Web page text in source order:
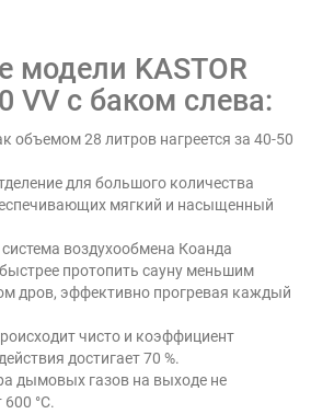
модели KASTOR
VV с баком слева:
объемом 28 литров нагреется за 40-50
для большого количества
мягкий и насыщенный
воздухообмена Коанда
протопить сауну меньшим
дров, эффективно прогревая каждый
чисто и коэффициент
достигает 70 %.
дымовых газов на выходе не
°C.